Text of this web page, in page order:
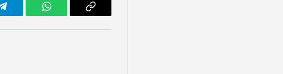
Telegram WhatsAppCopy